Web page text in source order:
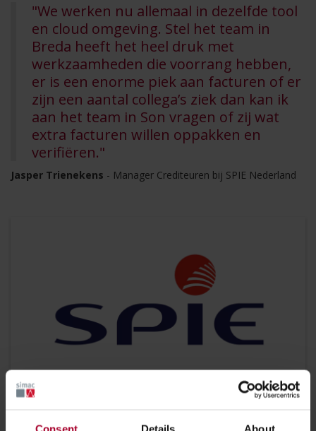
Consent Details About
"We werken nu allemaal in dezelfde tool
en cloud omgeving. Stel het team in
Breda heeft het heel druk met
werkzaamheden die voorrang hebben,
er is een enorme piek aan facturen of er
zijn een aantal collega’s ziek dan kan ik
aan het team in Son vragen of zij wat
extra facturen willen oppakken en
verifiëren."
Jasper Trienekens - Manager Crediteuren bij SPIE Nederland